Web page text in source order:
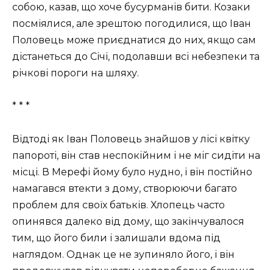
собою, казав, що хоче бусурманів бити. Козаки
посміялися, але зрештою погодилися, що Іван
Половець може приєднатися до них, якщо сам
дістанеться до Січі, подолавши всі небезпеки та
річкові пороги на шляху.
* * *
Відтоді як Іван Половець знайшов у лісі квітку
папороті, він став неспокійним і не міг сидіти на
місці. В Мерефі йому було нудно, і він постійно
намагався втекти з дому, створюючи багато
проблем для своїх батьків. Хлопець часто
опинявся далеко від дому, що закінчувалося
тим, що його били і залишали вдома під
наглядом. Однак це не зупиняло його, і він